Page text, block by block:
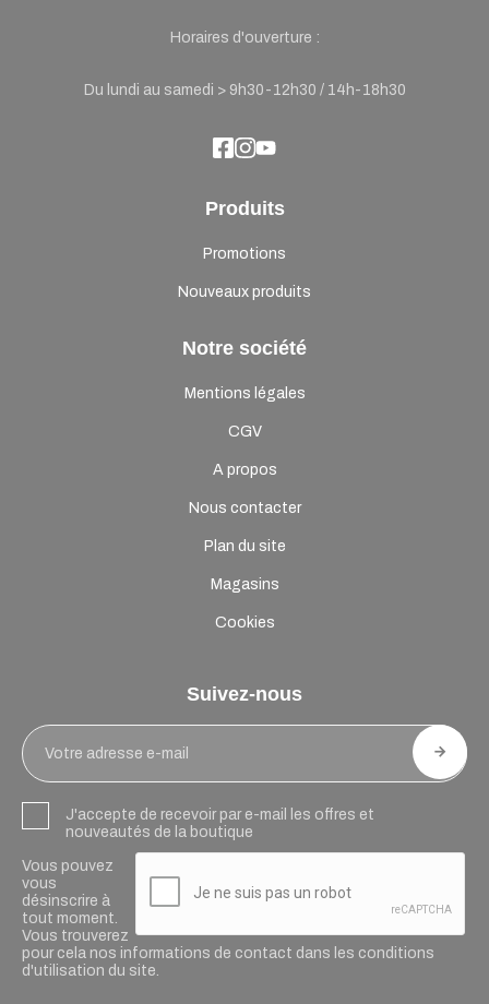
Horaires d'ouverture :
Du lundi au samedi > 9h30-12h30 / 14h-18h30
Produits
Promotions
Nouveaux produits
Notre société
Mentions légales
CGV
A propos
Nous contacter
Plan du site
Magasins
Cookies
Suivez-nous
J'accepte de recevoir par e-mail les offres et
nouveautés de la boutique
Vous pouvez
vous
désinscrire à
tout moment.
Vous trouverez
pour cela nos informations de contact dans les conditions
d'utilisation du site.